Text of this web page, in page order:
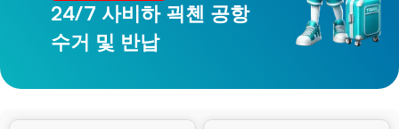
24/7 사비하 괵첸 공항
수거 및 반납
24/7 트라브존 공항
수거 및 반납